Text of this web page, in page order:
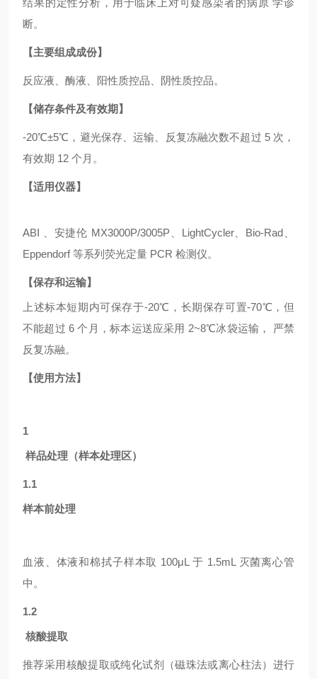
结果的定性分析，用于临床上对可疑感染者的病原 学诊
断。
【主要组成成份】
反应液、酶液、阳性质控品、阴性质控品。
【储存条件及有效期】
-20℃±5℃，避光保存、运输、反复冻融次数不超过 5 次，
有效期 12 个月。
【适用仪器】
ABI 、安捷伦 MX3000P/3005P、LightCycler、Bio-Rad、
Eppendorf 等系列荧光定量 PCR 检测仪。
【保存和运输】
上述标本短期内可保存于-20℃，长期保存可置-70℃，但
不能超过 6 个月，标本运送应采用 2~8℃冰袋运输， 严禁
反复冻融。
【使用方法】
1
样品处理（样本处理区）
1.1
样本前处理
血液、体液和棉拭子样本取 100μL 于 1.5mL 灭菌离心管
中。
1.2
核酸提取
推荐采用核酸提取或纯化试剂（磁珠法或离心柱法）进行